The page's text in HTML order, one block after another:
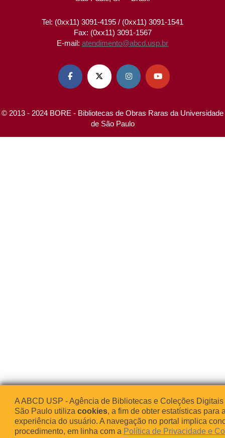
Tel: (0xx11) 3091-4195 / (0xx11) 3091-1541
Fax: (0xx11) 3091-1567
E-mail: atendimento@abcd.usp.br
   
© 2013 - 2024 BORE - Bibliotecas de Obras Raras da Universidade
de São Paulo
A ABCD USP - Agência de Bibliotecas e Coleções
São Paulo utiliza cookies, a fim de obter estatísticas para
experiência do usuário. A navegação no portal implica
procedimento, em linha com a Política de Privacidade e